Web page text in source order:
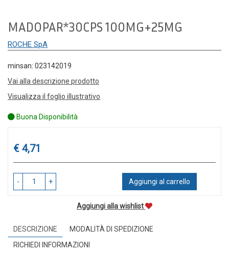
MADOPAR*30CPS 100MG+25MG
ROCHE SpA
minsan: 023142019
Vai alla descrizione prodotto
Visualizza il foglio illustrativo
Buona Disponibilità
Prezzo
€ 4,71
- + Aggiungi al carrello
Aggiungi alla wishlist
DESCRIZIONE
MODALITÀ DI SPEDIZIONE
RICHIEDI INFORMAZIONI